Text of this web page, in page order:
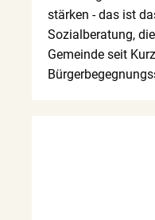
stärken - das ist
Sozialberatung,
Gemeinde seit